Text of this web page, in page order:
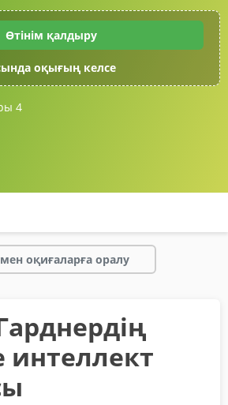
Өтінім қалдыру
оқығың келсе
4
оқиғаларға оралу
интеллект